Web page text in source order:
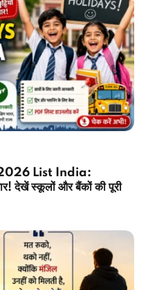
List India:
देखें स्कूलों और बैंकों की पूरी